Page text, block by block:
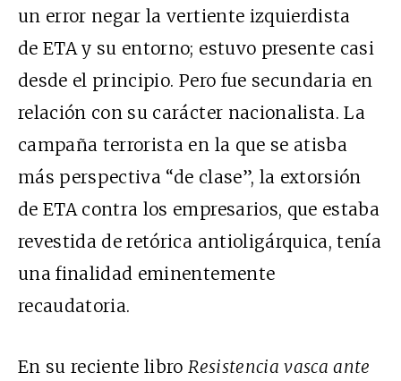
un error negar la vertiente izquierdista
de ETA y su entorno; estuvo presente casi
desde el principio. Pero fue secundaria en
relación con su carácter nacionalista. La
campaña terrorista en la que se atisba
más perspectiva “de clase”, la extorsión
de ETA contra los empresarios, que estaba
revestida de retórica antioligárquica, tenía
una finalidad eminentemente
recaudatoria.
En su reciente libro Resistencia vasca ante